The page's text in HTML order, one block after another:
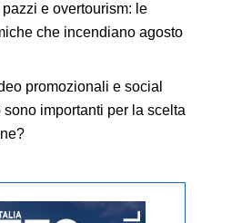
e overtourism: le
che incendiano agosto
promozionali e social
sono importanti per la scelta